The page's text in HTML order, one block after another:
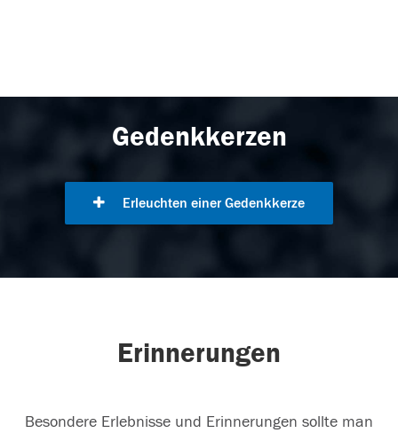
Gedenkkerzen
Erleuchten einer Gedenkkerze
Erinnerungen
Besondere Erlebnisse und Erinnerungen sollte man